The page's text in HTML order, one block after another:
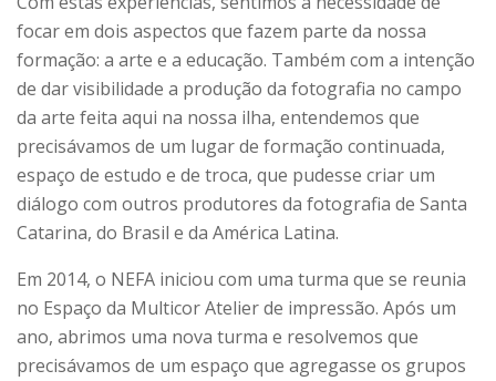
focar em dois aspectos que fazem parte da nossa
formação: a arte e a educação. Também com a intenção
de dar visibilidade a produção da fotografia no campo
da arte feita aqui na nossa ilha, entendemos que
precisávamos de um lugar de formação continuada,
espaço de estudo e de troca, que pudesse criar um
diálogo com outros produtores da fotografia de Santa
Catarina, do Brasil e da América Latina.
Em 2014, o NEFA iniciou com uma turma que se reunia
no Espaço da Multicor Atelier de impressão. Após um
ano, abrimos uma nova turma e resolvemos que
precisávamos de um espaço que agregasse os grupos